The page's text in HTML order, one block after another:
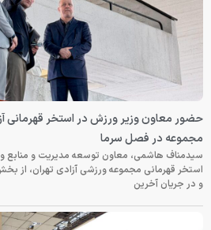
حضور معاون وزیر ورزش در استخر قهرمانی
مجموعه در فصل سرما
سیدمناف هاشمی، معاون توسعه مدیریت و منابع
استخر قهرمانی مجموعه ورزشی آزادی تهران، از
و در جریان آخرین